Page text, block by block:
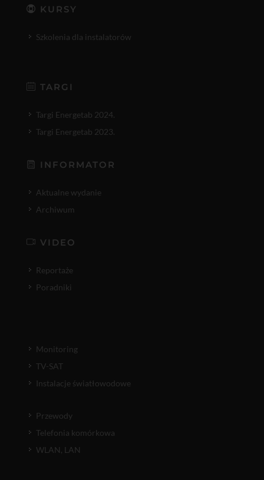
KURSY
Szkolenia dla instalatorów
TARGI
Targi Energetab 2024.
Targi Energetab 2023.
INFORMATOR
Aktualne wydanie
Archiwum
VIDEO
Reportaże
Poradniki
Monitoring
TV-SAT
Instalacje światłowodowe
Przewody
Telefonia komórkowa
WLAN, LAN